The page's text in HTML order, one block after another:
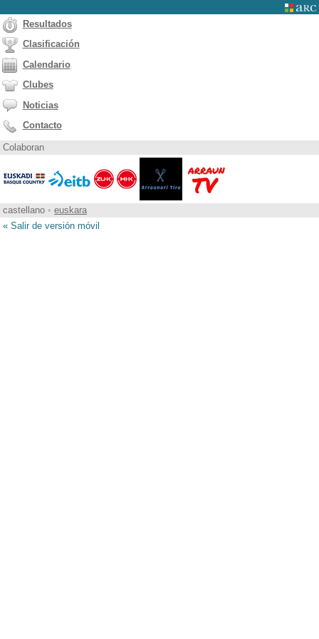
Resultados
Clasificación
Calendario
Clubes
Noticias
Contacto
Colaboran
castellano • euskara
« Salir de versión móvil